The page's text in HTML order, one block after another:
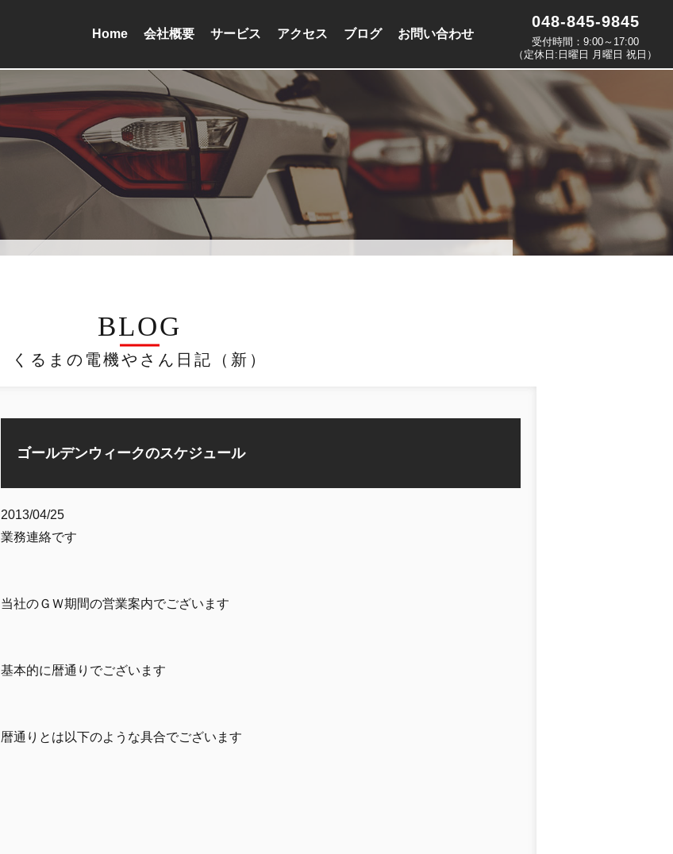
Home 会社概要 サービス アクセス ブログ お問い合わせ
048-845-9845
受付時間：9:00～17:00
（定休日:日曜日 月曜日 祝日）
BLOG
くるまの電機やさん日記（新）
ゴールデンウィークのスケジュール
2013/04/25
業務連絡です
当社のＧＷ期間の営業案内でございます
基本的に暦通りでございます
暦通りとは以下のような具合でございます